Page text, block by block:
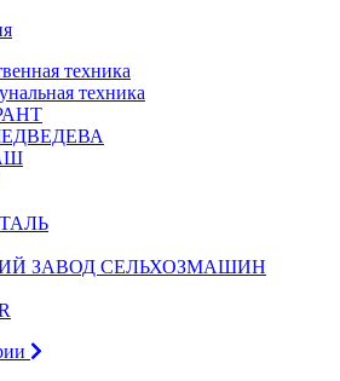
техника
техника
ЗАВОД СЕЛЬХОЗМАШИН